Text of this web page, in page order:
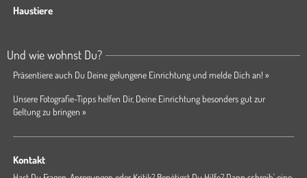
Haustiere
Und wie wohnst Du?
Präsentiere auch Du Deine gelungene Einrichtung und melde Dich an! »
Unsere Fotografie-Tipps helfen Dir, Deine Einrichtung besonders gut zur
Geltung zu bringen »
Kontakt